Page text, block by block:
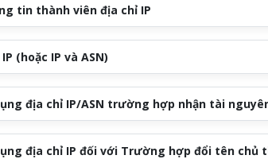
tin thành viên địa chỉ IP
(hoặc IP và ASN)
địa chỉ IP/ASN trường hợp nhận tài
địa chỉ IP đối với Trường hợp đổi tên chủ